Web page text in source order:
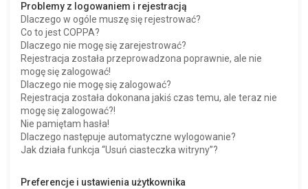
Problemy z logowaniem i rejestracją
Dlaczego w ogóle muszę się rejestrować?
Co to jest COPPA?
Dlaczego nie mogę się zarejestrować?
Rejestracja została przeprowadzona poprawnie, ale nie
mogę się zalogować!
Dlaczego nie mogę się zalogować?
Rejestracja została dokonana jakiś czas temu, ale teraz nie
mogę się zalogować?!
Nie pamiętam hasła!
Dlaczego następuje automatyczne wylogowanie?
Jak działa funkcja “Usuń ciasteczka witryny”?
Preferencje i ustawienia użytkownika